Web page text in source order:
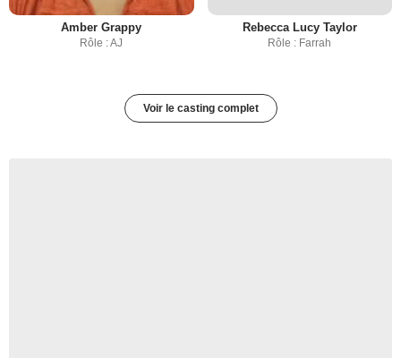
Amber Grappy
Rôle : AJ
Rebecca Lucy Taylor
Rôle : Farrah
Voir le casting complet